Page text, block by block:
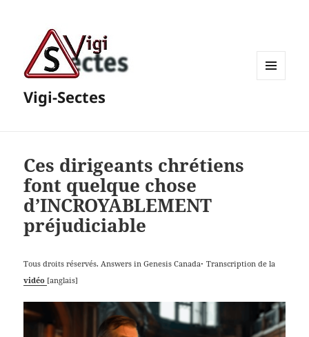
Vigi-Sectes
Ces dirigeants chrétiens
font quelque chose
d’INCROYABLEMENT
préjudiciable
Tous droits réservés. Answers in Genesis Canada.Transcription de la
vidéo [anglais]